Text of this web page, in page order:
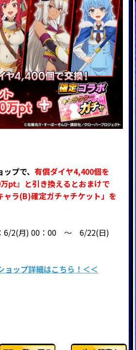
プで、 有償ダイヤ4,400個を
pt』と引き換えるとおまけで
ャラ(B)確定ガチャチケット」を
6/2(月) 00：00 ～ 6/22(日)
ョップ詳細はこちら！＜＜